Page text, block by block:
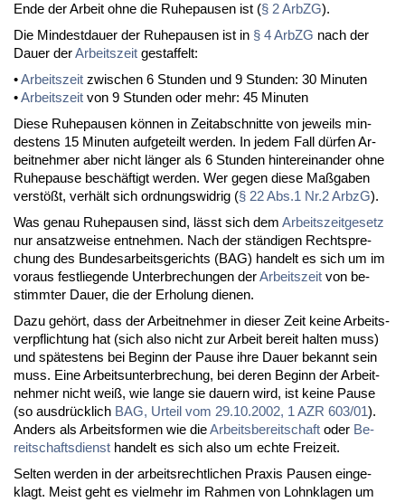
En­de der Ar­beit oh­ne die Ru­he­pau­sen ist (§ 2 Arb­ZG).
Die Min­dest­dau­er der Ru­he­pau­sen ist in § 4 Arb­ZG nach der
Dau­er derAr­beits­zeit ge­staf­felt:
•Ar­beits­zeit zwi­schen 6 St­un­den und 9 St­un­den: 30 Mi­nu­ten
•Ar­beits­zeit von 9 St­un­den oder mehr: 45 Mi­nu­ten
Die­se Ru­he­pau­sen kön­nen in Zeit­ab­schnit­te von je­weils min­
des­tens 15 Mi­nu­ten auf­ge­teilt wer­den. In je­dem Fall dür­fen Ar­
beit­neh­mer aber nicht län­ger als 6 St­un­den hin­ter­ein­an­der oh­ne
Ru­he­pau­se be­schäf­tigt wer­den. Wer ge­gen die­se Maß­ga­ben
ver­stößt, ver­hält sich ord­nungs­wid­rig (§ 22 Abs.1 Nr.2 Arb­zG).
Was ge­nau Ru­he­pau­sen sind, lässt sich dem Ar­beits­zeit­ge­setz
nur an­satz­wei­se ent­neh­men. Nach der stän­di­gen Recht­spre­
chung des Bun­des­ar­beits­ge­richts (BAG) han­delt es sich um im
vor­aus fest­lie­gen­de Un­ter­bre­chun­gen derAr­beits­zeit von be­
stimm­ter Dau­er, die der Er­ho­lung die­nen.
Da­zu ge­hört, dass der Ar­beit­neh­mer in die­ser Zeit kei­ne Ar­beits­
ver­pflich­tung hat (sich al­so nicht zur Ar­beit be­reit hal­ten muss)
und spä­tes­tens bei Be­ginn der Pau­se ih­re Dau­er be­kannt sein
muss. Ei­ne Ar­beits­un­ter­bre­chung, bei de­ren Be­ginn der Ar­beit­
neh­mer nicht weiß, wie lan­ge sie dau­ern wird, ist kei­ne Pau­se
(so aus­drück­lich BAG, Ur­teil vom 29.10.2002, 1 AZR 603/01).
An­ders als Ar­beits­for­men wie dieAr­beits­be­reit­schaft oder Be­
reit­schafts­dienst han­delt es sich al­so um ech­te Frei­zeit.
Sel­ten wer­den in der ar­beits­recht­li­chen Pra­xis Pau­sen ein­ge­
klagt. Meist geht es viel­mehr im Rah­men von Lohn­kla­gen um